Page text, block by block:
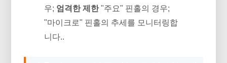
우; 엄격한 제한"주요" 핀홀의 경우;
"마이크로" 핀홀의 추세를 모니터링합
니다..